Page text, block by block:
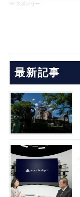
※ スポンサー
最新記事